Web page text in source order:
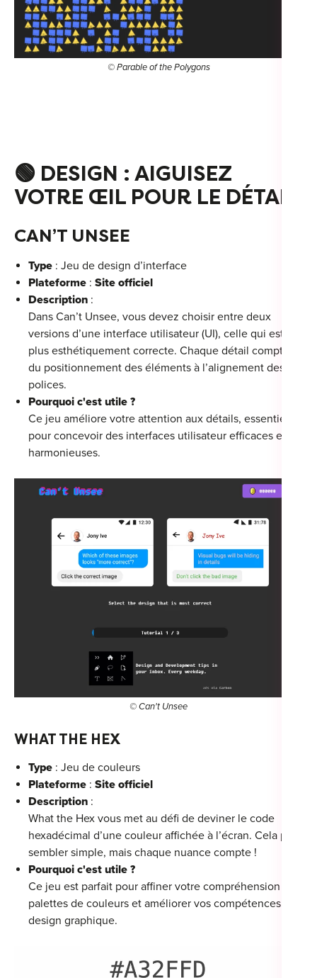
© Parable of the Polygons
🟢 DESIGN : AIGUISEZ
VOTRE ŒIL POUR LE DÉTAIL
CAN’T UNSEE
Type : Jeu de design d’interface
Plateforme : Site officiel
Description :
Dans Can’t Unsee, vous devez choisir entre deux
versions d’une interface utilisateur (UI), celle qui est la
plus esthétiquement correcte. Chaque détail compte,
du positionnement des éléments à l’alignement des
polices.
Pourquoi c'est utile ?
Ce jeu améliore votre attention aux détails, essentielle
pour concevoir des interfaces utilisateur efficaces et
harmonieuses.
© Can't Unsee
WHAT THE HEX
Type : Jeu de couleurs
Plateforme : Site officiel
Description :
What the Hex vous met au défi de deviner le code
hexadécimal d’une couleur affichée à l’écran. Cela peut
sembler simple, mais chaque nuance compte !
Pourquoi c'est utile ?
Ce jeu est parfait pour affiner votre compréhension des
palettes de couleurs et améliorer vos compétences en
design graphique.